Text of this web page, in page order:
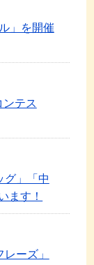
」を開催
テス
グ」「中
ます！
ーズ」